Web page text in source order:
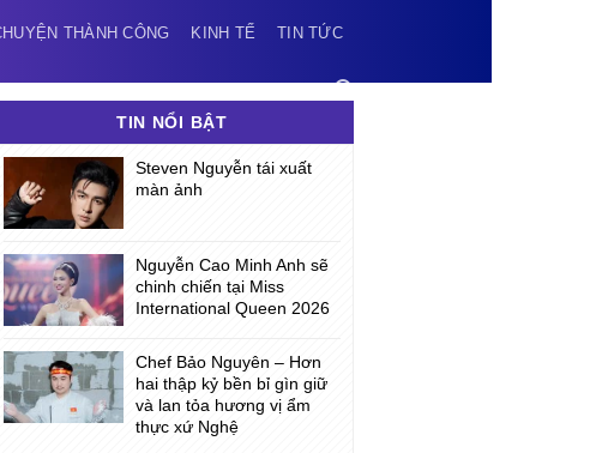
THÀNH CÔNG KINH TẾ TIN TỨC
TIN NỔI BẬT
Steven Nguyễn tái xuất
màn ảnh
Nguyễn Cao Minh Anh sẽ
chinh chiến tại Miss
International Queen 2026
Chef Bảo Nguyên – Hơn
hai thập kỷ bền bỉ gìn giữ
và lan tỏa hương vị ẩm
thực xứ Nghệ